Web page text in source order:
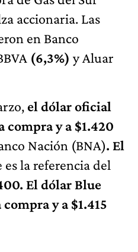
accionaria. Las
en Banco
(6,3%) y Aluar
el dólar oficial
compra y a $1.420
Nación (BNA). El
es la referencia del
El dólar Blue
y a $1.415